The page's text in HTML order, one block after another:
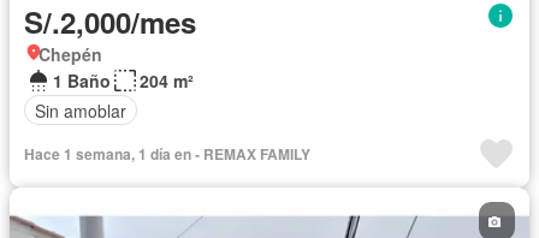
S/.2,000/mes
Chepén
1 Baño
204 m²
Sin amoblar
Hace 1 semana, 1 día en - REMAX FAMILY